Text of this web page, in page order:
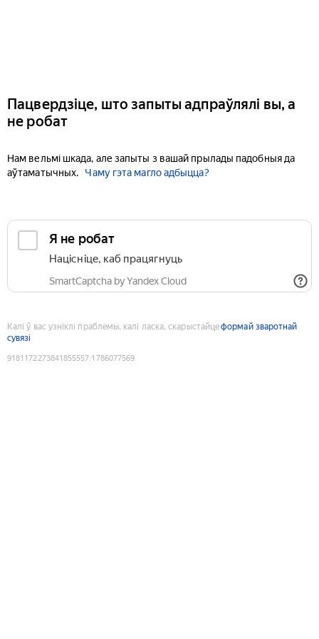
Пацвердзіце, што запыты адпраўлялі вы, а
не робат
Нам вельмі шкада, але запыты з вашай прылады падобныя да
аўтаматычных.
Чаму гэта магло адбыцца?
Я не робат
Націсніце, каб працягнуць
SmartCaptcha by Yandex Cloud
Калі ў вас узніклі праблемы, калі ласка, скарыстайцеформай зваротнай
сувязі
9181172273841855557:1786077569